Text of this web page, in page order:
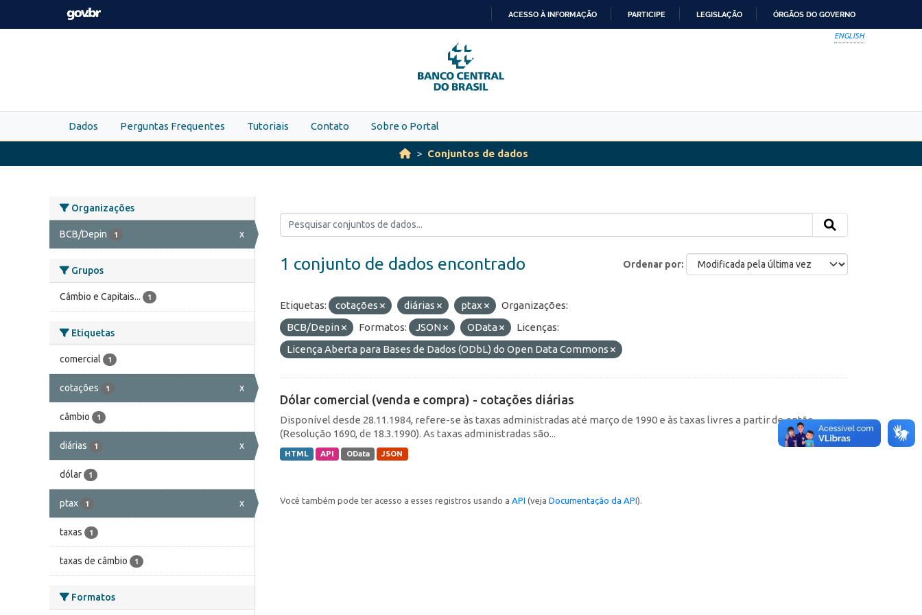
Skip to main content
PARA
O
CONTEÚDO
ACESSO À INFORMAÇÃO PARTICIPE LEGISLAÇÃO ÓRGÃOS DO GOVERNO
ENGLISH
Dados Perguntas Frequentes Tutoriais Contato Sobre o Portal
Conjuntos de dados
Organizações
BCB/Depin 1 x
Grupos
Câmbio e Capitais... 1
Etiquetas
comercial 1
cotações 1 x
câmbio 1
diárias 1 x
dólar 1
ptax 1 x
taxas 1
taxas de câmbio 1
Formatos
Ordenar por
1 conjunto de dados encontrado
Etiquetas: cotações diárias ptax
Organizações:
BCB/Depin
Formatos: JSON OData
Licenças:
Licença Aberta para Bases de Dados (ODbL) do Open Data Commons
Dólar comercial (venda e compra) - cotações diárias
Disponível desde 28.11.1984, refere-se às taxas administradas até março de 1990 e às taxas livres a partir de então
(Resolução 1690, de 18.3.1990). As taxas administradas são...
HTML API OData JSON
Você também pode ter acesso a esses registros usando a API (veja Documentação da API).